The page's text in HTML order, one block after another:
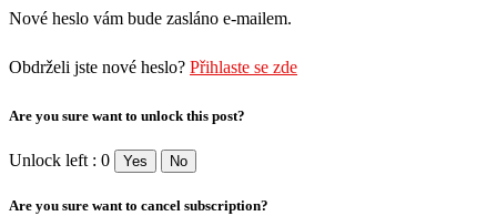
Nové heslo vám bude zasláno e-mailem.
Obdrželi jste nové heslo? Přihlaste se zde
Are you sure want to unlock this post?
Unlock left : 0 Yes No
Are you sure want to cancel subscription?